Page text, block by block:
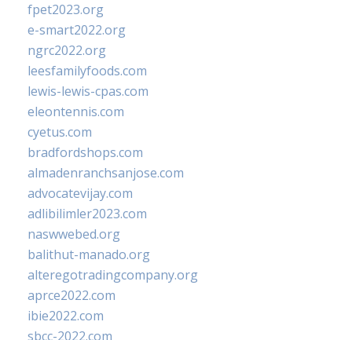
fpet2023.org
e-smart2022.org
ngrc2022.org
leesfamilyfoods.com
lewis-lewis-cpas.com
eleontennis.com
cyetus.com
bradfordshops.com
almadenranchsanjose.com
advocatevijay.com
adlibilimler2023.com
naswwebed.org
balithut-manado.org
alteregotradingcompany.org
aprce2022.com
ibie2022.com
sbcc-2022.com